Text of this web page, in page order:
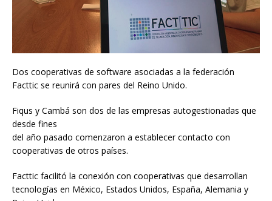
Dos cooperativas de software asociadas a la federación
Facttic se reunirá con pares del Reino Unido.
Fiqus y Cambá son dos de las empresas autogestionadas que
desde fines
del año pasado comenzaron a establecer contacto con
cooperativas de otros países.
Facttic facilitó la conexión con cooperativas que desarrollan
tecnologías en México, Estados Unidos, España, Alemania y